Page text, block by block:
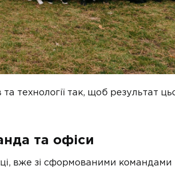
технології так, щоб результат
та офіси
вже зі сформованими командами